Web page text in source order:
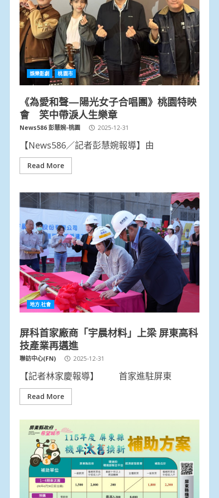
娛樂影劇 桃園市
《為愛和聲—陽光女子合唱團》桃園特映
會 笑中帶淚人生樂章
News586 彭慧婉-桃園 2025-12-31
【News586／記者彭慧婉報導】由
Read More
地方.社會
屏科首家廠商「宇晨材料」上梁 屏東高科
技產業再邁進
聯訪中心(FN) 2025-12-31
【記者林家慶報導】 首家進駐屏東
Read More